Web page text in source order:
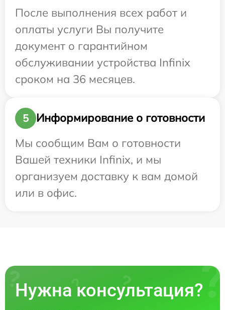
После выполнения всех работ и
оплаты услуги Вы получите
документ о гарантийном
обслуживании устройства Infinix
сроком на 36 месяцев.
5
Информирование о готовности
Мы сообщим Вам о готовности
Вашей техники Infinix, и мы
организуем доставку к вам домой
или в офис.
Нужна консультация?